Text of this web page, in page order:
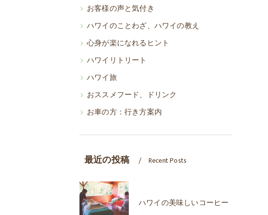
お客様の声と気付き
ハワイのことわざ、ハワイの教え
心身が楽になれるヒント
ハワイリトリート
ハワイ旅
おススメフード、ドリンク
お車の方：行き方案内
最近の投稿 Recent Posts
ハワイの美味しいコーヒー